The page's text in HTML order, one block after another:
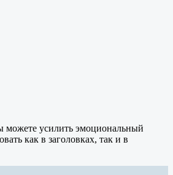
можете усилить эмоциональный
как в заголовках, так и в